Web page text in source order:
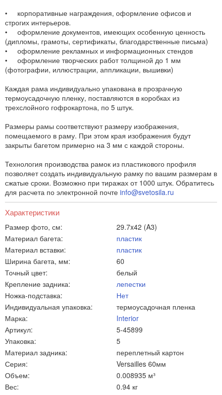
• корпоративные награждения, оформление офисов и
строгих интерьеров.
• оформление документов, имеющих особенную ценность
(дипломы, грамоты, сертификаты, благодарственные письма)
• оформление рекламных и информационных стендов
• оформление творческих работ толщиной до 1 мм
(фотографии, иллюстрации, аппликации, вышивки)
Каждая рама индивидуально упакована в прозрачную
термоусадочную пленку, поставляются в коробках из
трехслойного гофрокартона, по 5 штук.
Размеры рамы соответствуют размеру изображения,
помещаемого в раму. При этом края изображения будут
закрыты багетом примерно на 3 мм с каждой стороны.
Технология производства рамок из пластикового профиля
позволяет создать индивидуальную рамку по вашим размерам в
сжатые сроки. Возможно при тиражах от 1000 штук. Обратитесь
для расчета по электронной почте info@svetosila.ru
Характеристики
Размер фото, см:
29.7x42 (A3)
Материал багета:
пластик
Материал вставки:
пластик
Ширина багета, мм:
60
Точный цвет:
белый
Крепление задника:
лепестки
Ножка-подставка:
Нет
Индивидуальная упаковка:
термоусадочная пленка
Марка:
Interior
Артикул:
5-45899
Упаковка:
5
Материал задника:
переплетный картон
Серия:
Versailles 60мм
Объем:
0.008935 м³
Вес:
0.94 кг